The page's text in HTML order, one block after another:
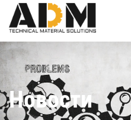
Новости